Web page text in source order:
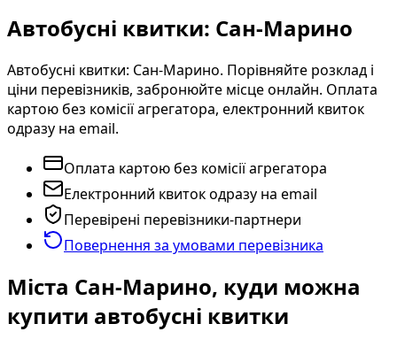
Автобусні квитки: Сан-Марино
Автобусні квитки: Сан-Марино. Порівняйте розклад і
ціни перевізників, забронюйте місце онлайн. Оплата
картою без комісії агрегатора, електронний квиток
одразу на email.
Оплата картою без комісії агрегатора
Електронний квиток одразу на email
Перевірені перевізники-партнери
Повернення за умовами перевізника
Міста Сан-Марино, куди можна
купити автобусні квитки